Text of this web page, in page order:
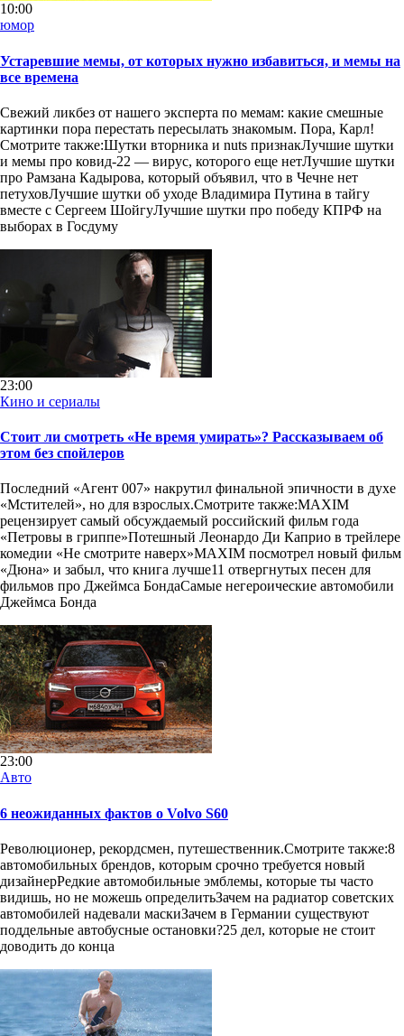
10:00
юмор
Устаревшие мемы, от которых нужно избавиться, и мемы на
все времена
Свежий ликбез от нашего эксперта по мемам: какие смешные
картинки пора перестать пересылать знакомым. Пора, Карл!
Смотрите также:Шутки вторника и nuts признакЛучшие шутки
и мемы про ковид-22 — вирус, которого еще нетЛучшие шутки
про Рамзана Кадырова, который объявил, что в Чечне нет
петуховЛучшие шутки об уходе Владимира Путина в тайгу
вместе с Сергеем ШойгуЛучшие шутки про победу КПРФ на
выборах в Госдуму
23:00
Кино и сериалы
Cтоит ли смотреть «Не время умирать»? Рассказываем об
этом без спойлеров
Последний «Агент 007» накрутил финальной эпичности в духе
«Мстителей», но для взрослых.Смотрите также:MAXIM
рецензирует самый обсуждаемый российский фильм года
«Петровы в гриппе»Потешный Леонардо Ди Каприо в трейлере
комедии «Не смотрите наверх»MAXIM посмотрел новый фильм
«Дюна» и забыл, что книга лучше11 отвергнутых песен для
фильмов про Джеймса БондаСамые негероические автомобили
Джеймса Бонда
23:00
Авто
6 неожиданных фактов о Volvo S60
Революционер, рекордсмен, путешественник.Смотрите также:8
автомобильных брендов, которым срочно требуется новый
дизайнерРедкие автомобильные эмблемы, которые ты часто
видишь, но не можешь определитьЗачем на радиатор советских
автомобилей надевали маскиЗачем в Германии существуют
поддельные автобусные остановки?25 дел, которые не стоит
доводить до конца